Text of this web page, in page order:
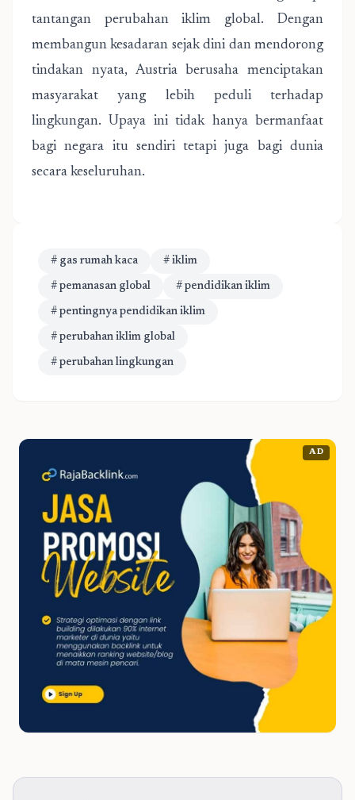
tantangan perubahan iklim global. Dengan
membangun kesadaran sejak dini dan mendorong
tindakan nyata, Austria berusaha menciptakan
masyarakat yang lebih peduli terhadap
lingkungan. Upaya ini tidak hanya bermanfaat
bagi negara itu sendiri tetapi juga bagi dunia
secara keseluruhan.
# gas rumah kaca # iklim
# pemanasan global # pendidikan iklim
# pentingnya pendidikan iklim
# perubahan iklim global
# perubahan lingkungan
AD